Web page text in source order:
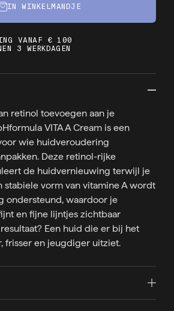
IN WINKELMANDJE
VANAF € 100
3 WERKDAGEN
retinol toevoegen aan je
VITA A Cream is een
wie huidveroudering
Deze retinol-rijke
de huidvernieuwing terwijl je
stabiele vorm van vitamine A wordt
ondersteund, waardoor je
en fijne lijntjes zichtbaar
Een huid die er bij het
frisser en jeugdiger uitziet.